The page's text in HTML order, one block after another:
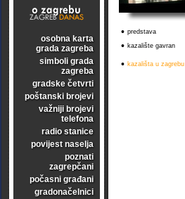
osobna karta
grada zagreba
simboli grada
zagreba
gradske četvrti
poštanski brojevi
važniji brojevi
telefona
radio stanice
povijest naselja
poznati
zagrepčani
počasni građani
gradonačelnici
• predstava
• kazalište gavran
• kazališta u zagrebu